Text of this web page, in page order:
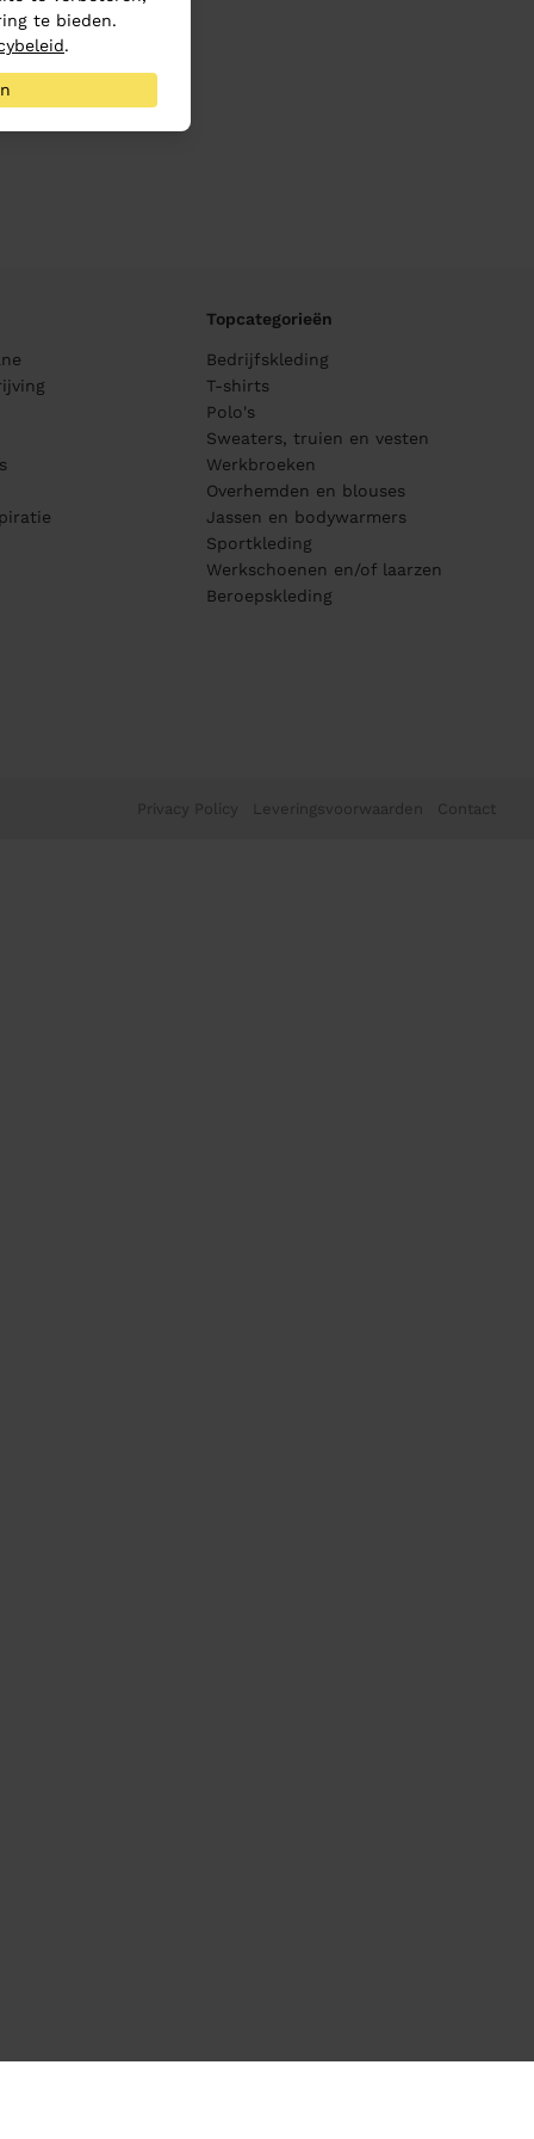
Topcategorieën
Bedrijfskleding
T-shirts
Polo's
Sweaters, truien en vesten
Werkbroeken
Overhemden en blouses
Jassen en bodywarmers
Sportkleding
Werkschoenen en/of laarzen
Beroepskleding
Privacy Policy Leveringsvoorwaarden Contact
te bieden.
.